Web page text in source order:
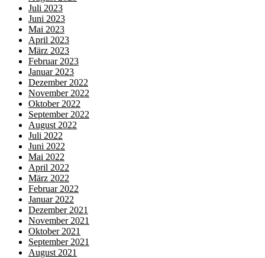
Juli 2023
Juni 2023
Mai 2023
April 2023
März 2023
Februar 2023
Januar 2023
Dezember 2022
November 2022
Oktober 2022
September 2022
August 2022
Juli 2022
Juni 2022
Mai 2022
April 2022
März 2022
Februar 2022
Januar 2022
Dezember 2021
November 2021
Oktober 2021
September 2021
August 2021